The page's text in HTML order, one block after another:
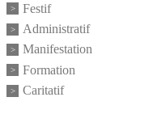
Festif
Administratif
Manifestation
Formation
Caritatif